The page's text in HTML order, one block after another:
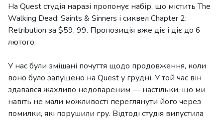
На Quest студія наразі пропонує набір, що містить The
Walking Dead: Saints & Sinners і сиквел Chapter 2:
Retribution за $59, 99. Пропозиція вже діє і діє до 6
лютого.
У нас були змішані почуття щодо продовження, коли
воно було запущено на Quest у грудні. У той час він
здавався жахливо недовареним — настільки, що ми
навіть не мали можливості переглянути його через
помилки, які порушили гру. Відтоді студія випустила